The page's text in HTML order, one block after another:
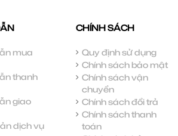
mua
thanh
giao
dịch vụ
CHÍNH SÁCH
Quy định sử dụng
Chính sách bảo mật
Chính sách vận
chuyển
Chính sách đổi trả
Chính sách thanh
toán